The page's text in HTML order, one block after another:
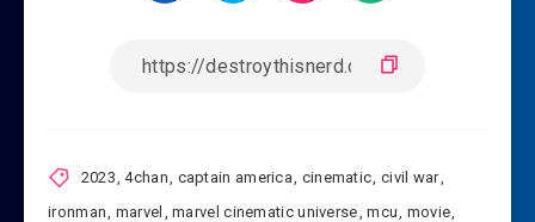
2023,4chan, captain america, cinematic, civil war,
ironman marvel ,marvel cinematic universe ,mcu movie